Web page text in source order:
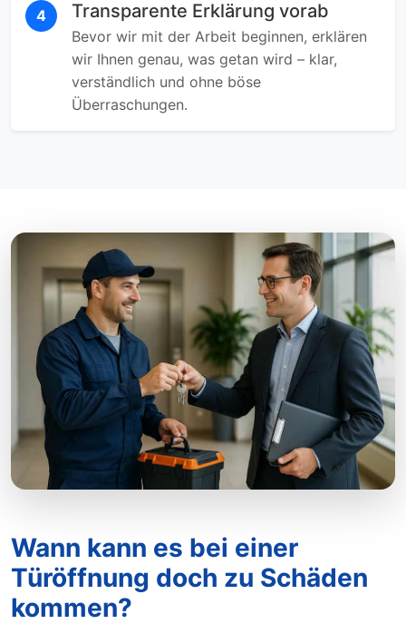
4 Transparente Erklärung vorab
Bevor wir mit der Arbeit beginnen, erklären
wir Ihnen genau, was getan wird – klar,
verständlich und ohne böse
Überraschungen.
Wann kann es bei einer
Türöffnung doch zu Schäden
kommen?